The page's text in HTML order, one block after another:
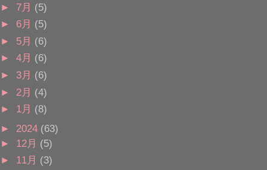
► 7月 (5)
► 6月 (5)
► 5月 (6)
► 4月 (6)
► 3月 (6)
► 2月 (4)
► 1月 (8)
► 2024 (63)
► 12月 (5)
► 11月 (3)